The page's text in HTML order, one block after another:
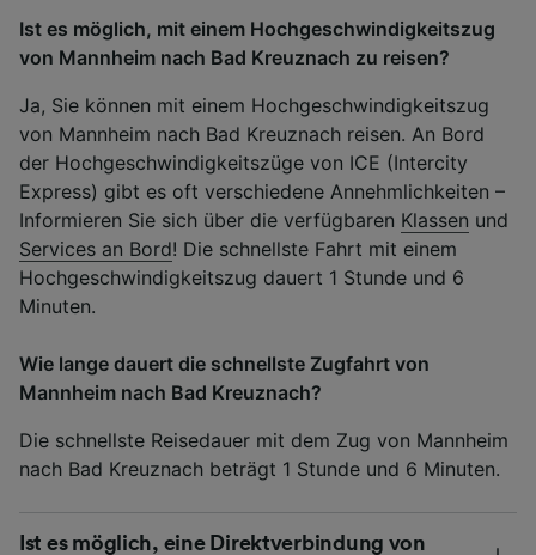
Ist es möglich, mit einem Hochgeschwindigkeitszug
von Mannheim nach Bad Kreuznach zu reisen?
Ja, Sie können mit einem Hochgeschwindigkeitszug
von Mannheim nach Bad Kreuznach reisen. An Bord
der Hochgeschwindigkeitszüge von ICE (Intercity
Express) gibt es oft verschiedene Annehmlichkeiten –
Informieren Sie sich über die verfügbaren Klassen und
Services an Bord! Die schnellste Fahrt mit einem
Hochgeschwindigkeitszug dauert 1 Stunde und 6
Minuten.
Wie lange dauert die schnellste Zugfahrt von
Mannheim nach Bad Kreuznach?
Die schnellste Reisedauer mit dem Zug von Mannheim
nach Bad Kreuznach beträgt 1 Stunde und 6 Minuten.
Ist es möglich, eine Direktverbindung von